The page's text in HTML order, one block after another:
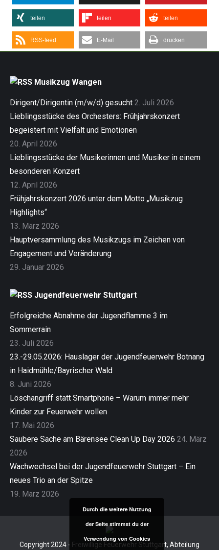
teilen teilen teilen
RSS-feed E-Mail drucken
Musikzug Wangen
Dirigent/Dirigentin (m/w/d) gesucht 2. Juli 2026
Lieblingsstücke des Orchesters: Frühjahrskonzert
begeistert mit Vielfalt und Emotionen
20. April 2026
Lieblingsstücke der Musikerinnen und Musiker in einem
besonderen Konzert
12. April 2026
Frühjahrskonzert 2026 unter dem Motto „Musikzug
Highlights“
13. März 2026
Hauptversammlung des Musikzugs im Zeichen von
Engagement und Veränderung
29. Januar 2026
Jugendfeuerwehr Stuttgart
Erfolgreiche Abnahme der Jugendflamme 3 im
Sommerrain
23. Juli 2026
23.-29.05.2026: Hauslager der Jugendfeuerwehr Botnang
in Haidmühle/Bayrischer Wald
8. Juni 2026
Löschangriff statt Smartphone – Warum immer mehr
Kinder zur Feuerwehr wollen
17. Mai 2026
Saubere Sache am Bärensee Clean Up Day 2026 24. März
2026
Wachwechsel bei der Jugendfeuerwehr Stuttgart – Ein
neues Trio an der Spitze
19. März 2026
Copyright 2024 - Freiwillige Feuerwehr Stuttgart, Abteilung
Durch die weitere Nutzung
der Seite stimmst du der
Verwendung von Cookies